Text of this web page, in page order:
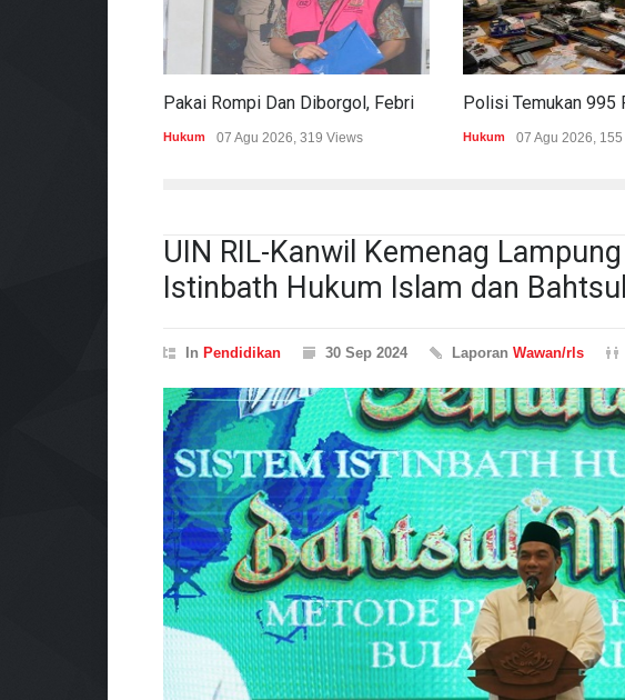
Hukum 07 Agu 2026, 319 Views Hukum 07 Agu 2026,
UIN RIL-Kanwil Kemenag
Istinbath Hukum Islam dan
In Pendidikan 30 Sep 2024 Laporan Wawan/rls